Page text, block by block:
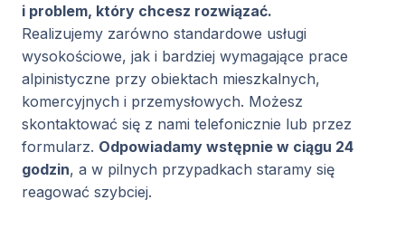
t
w
a
r
z
a
n
i
e
i problem, który chcesz rozwiązać.
Realizujemy zarówno standardowe usługi
wysokościowe, jak i bardziej wymagające prace
alpinistyczne przy obiektach mieszkalnych,
komercyjnych i przemysłowych. Możesz
skontaktować się z nami telefonicznie lub przez
formularz. Odpowiadamy wstępnie w ciągu 24
godzin, a w pilnych przypadkach staramy się
reagować szybciej.